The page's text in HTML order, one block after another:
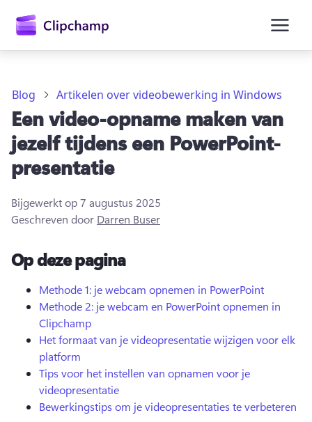
Aanmelden
Gratis uitproberen
Blog Artikelen over videobewerking in Windows
Een video-opname maken van
jezelf tijdens een PowerPoint-
presentatie
Bijgewerkt op7 augustus 2025
Geschreven door Darren Buser
Op deze pagina
Methode 1: je webcam opnemen in PowerPoint
Methode 2: je webcam en PowerPoint opnemen in
Clipchamp
Het formaat van je videopresentatie wijzigen voor elk
platform
Tips voor het instellen van opnamen voor je
videopresentatie
Bewerkingstips om je videopresentaties te verbeteren